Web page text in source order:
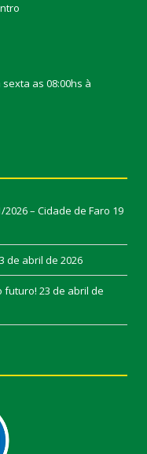
as 08:00hs à
2026 – Cidade de Faro 19
de abril de 2026
futuro! 23 de abril de